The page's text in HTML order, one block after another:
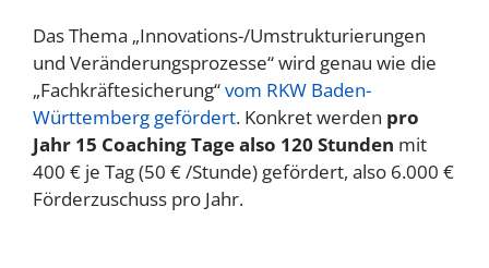
Das Thema „Innovations-/Umstrukturierungen
und Veränderungsprozesse“ wird genau wie die
„Fachkräftesicherung“vom RKW Baden-
Württemberg gefördert. Konkret werden pro
Jahr 15 Coaching Tage also 120 Stunden mit
400 € je Tag (50 € /Stunde) gefördert, also 6.000 €
Förderzuschuss pro Jahr.